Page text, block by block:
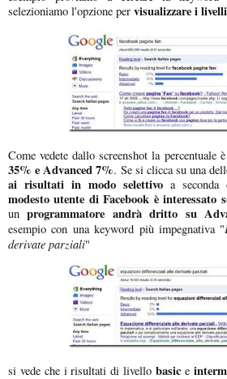
selezioniamo l'opzione per visualizzare i
Come vedete dallo screenshot la percentuale è
35% e Advanced 7%. Se si clicca su una
ai risultati in modo selettivo a seconda
modesto utente di Facebook è interessato
unprogrammatore andrà dritto su
esempio con una keyword più impegnativa "
derivate parziali"
si vede che i risultati di livello basice